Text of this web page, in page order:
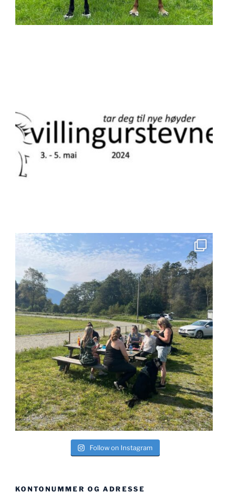
Follow on Instagram
KONTONUMMER OG ADRESSE